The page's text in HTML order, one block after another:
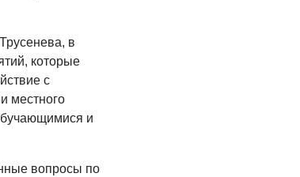
в
которые
с
местного
и
вопросы по